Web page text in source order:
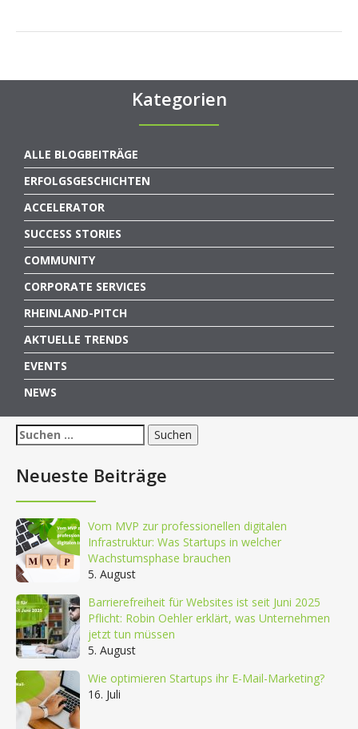
Kategorien
ALLE BLOGBEITRÄGE
ERFOLGSGESCHICHTEN
ACCELERATOR
SUCCESS STORIES
COMMUNITY
CORPORATE SERVICES
RHEINLAND-PITCH
AKTUELLE TRENDS
EVENTS
NEWS
Suchen
nach:
Neueste Beiträge
Vom MVP zur professionellen digitalen
Infrastruktur: Was Startups in welcher
Wachstumsphase brauchen
5. August
Barrierefreiheit für Websites ist seit Juni 2025
Pflicht: Robin Oehler erklärt, was Unternehmen
jetzt tun müssen
5. August
Wie optimieren Startups ihr E-Mail-Marketing?
16. Juli